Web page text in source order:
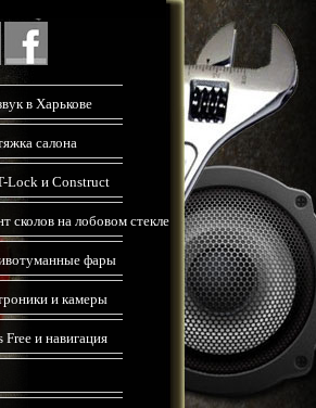
в Харькове
салона
Lock и Construct
сколов на лобовом стекле
фары
и камеры
Free и навигация